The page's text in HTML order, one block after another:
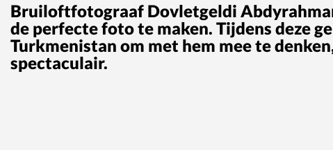
Bruiloftfotograaf Dovletgeldi
de perfecte foto te maken. Tijdens deze
Turkmenistan om met hem mee te
spectaculair.